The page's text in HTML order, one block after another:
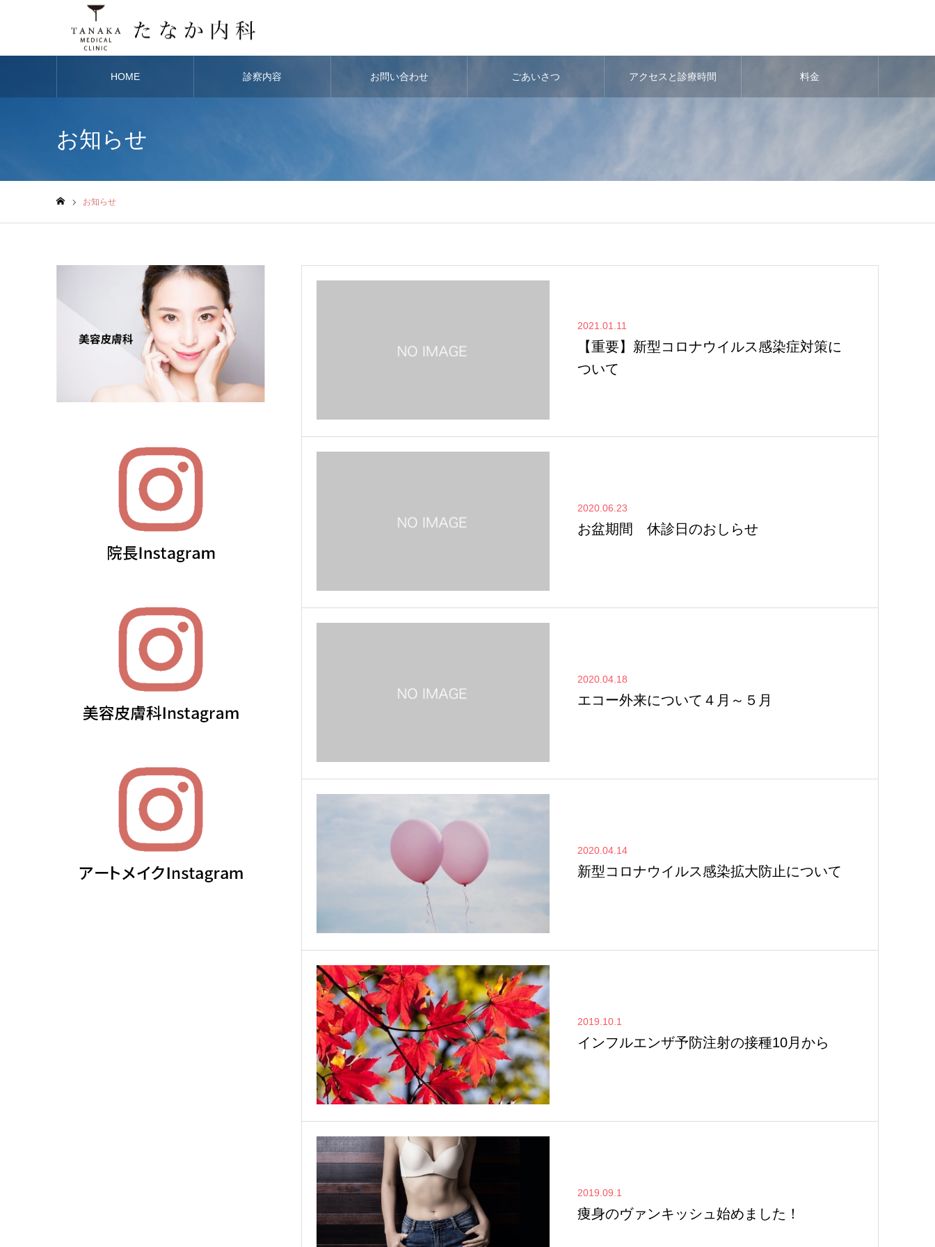
HOME 診察内容 お問い合わせ ごあいさつ アクセスと診療時間 料金
お知らせ
お知らせ
2021.01.11
【重要】新型コロナウイルス感染症対策に
ついて
2020.06.23
お盆期間 休診日のおしらせ
2020.04.18
エコー外来について４月～５月
2020.04.14
新型コロナウイルス感染拡大防止について
2019.10.1
インフルエンザ予防注射の接種10月から
2019.09.1
痩身のヴァンキッシュ始めました！